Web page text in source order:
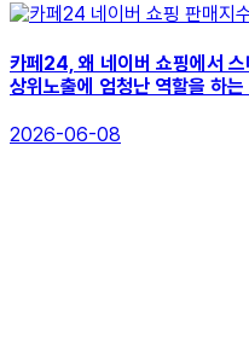
카페24, 왜 네이버 쇼핑에서
상위노출에 엄청난 역할을 하는
2026-06-08